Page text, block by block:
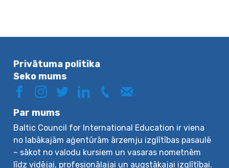
Privātuma politika
Seko mums
Par mums
Baltic Council for International Education ir viena
no labākajām aģentūrām ārzemju izglītības pasaulē
– sākot no valodu kursiem un vasaras nometnēm
līdz vidējai, profesionālajai un augstākajai izglītībai.